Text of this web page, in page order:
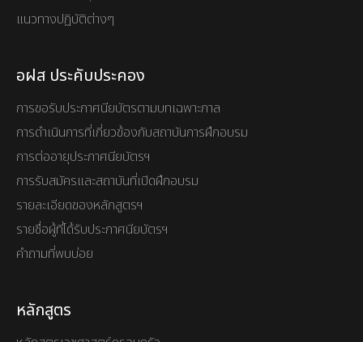
แนวทางปฏิบัติต่างๆ
อฝส ประคับประคอง
การขอรับประกาศนียบัตรตามบทเฉพาะกาล
การดำเนินการที่เกี่ยวข้องกับสถาบันการฝึกอบรม
การต่ออายุประกาศนียบัตรฯ
การรับสมัครและสถาบันที่เปิดฝึกอบรม
รายละเอียดของหลักสูตรฯ
รายชื่อผู้ที่ได้รับประกาศนียบัตรฯ
คำถามที่พบบ่อย
หลักสูตร